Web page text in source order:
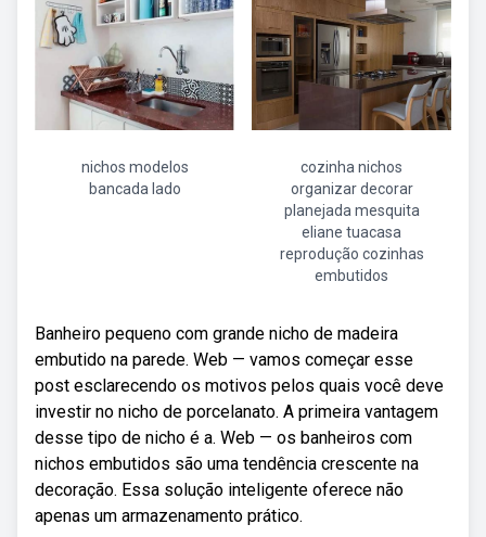
nichos modelos
bancada lado
cozinha nichos
organizar decorar
planejada mesquita
eliane tuacasa
reprodução cozinhas
embutidos
Banheiro pequeno com grande nicho de madeira
embutido na parede. Web — vamos começar esse
post esclarecendo os motivos pelos quais você deve
investir no nicho de porcelanato. A primeira vantagem
desse tipo de nicho é a. Web — os banheiros com
nichos embutidos são uma tendência crescente na
decoração. Essa solução inteligente oferece não
apenas um armazenamento prático.